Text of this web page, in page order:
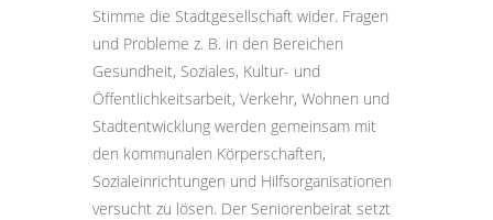
Stimme die Stadtgesellschaft wider. Fragen
und Probleme z. B. in den Bereichen
Gesundheit, Soziales, Kultur- und
Öffentlichkeitsarbeit, Verkehr, Wohnen und
Stadtentwicklung werden gemeinsam mit
den kommunalen Körperschaften,
Sozialeinrichtungen und Hilfsorganisationen
versucht zu lösen. Der Seniorenbeirat setzt